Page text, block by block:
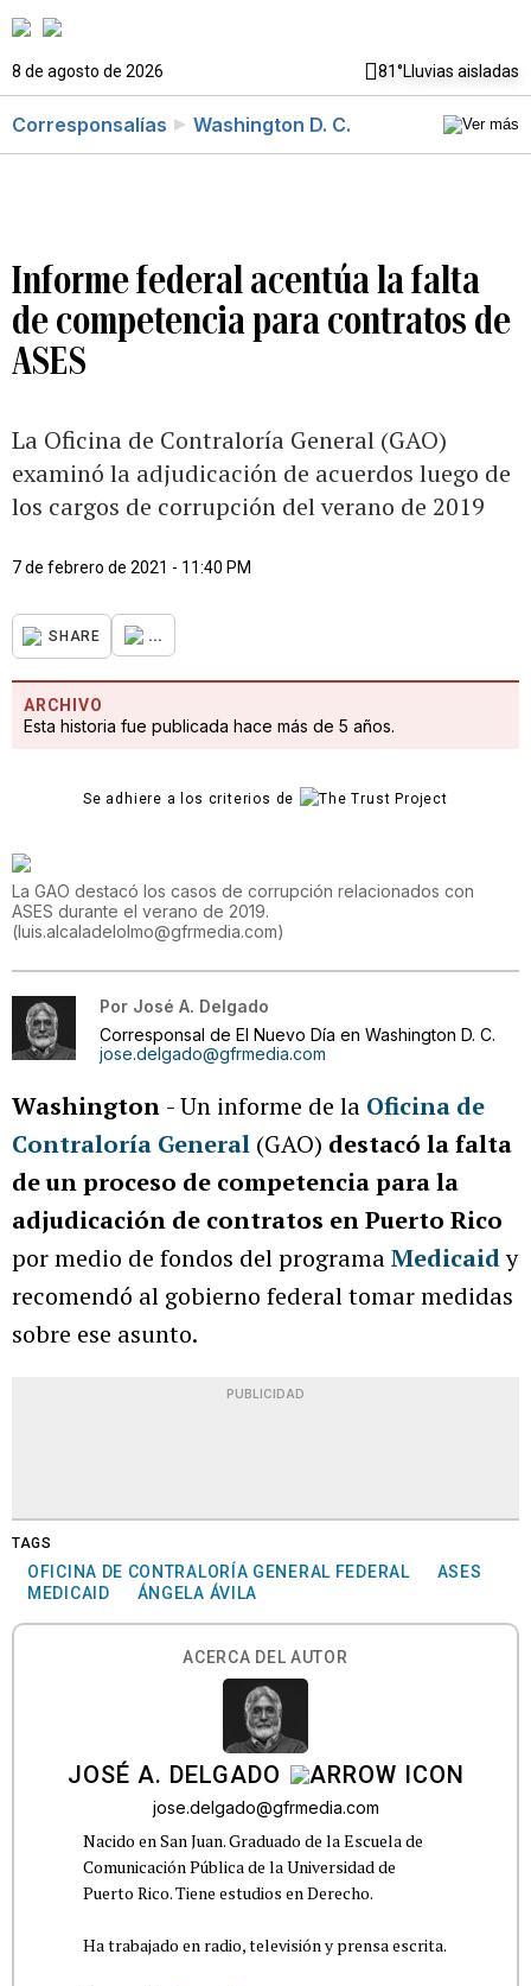
8 de agosto de 2026 81°Lluvias aisladas
Corresponsalías Washington D. C.
Informe federal acentúa la falta
de competencia para contratos de
ASES
La Oficina de Contraloría General (GAO)
examinó la adjudicación de acuerdos luego de
los cargos de corrupción del verano de 2019
7 de febrero de 2021 - 11:40 PM
SHARE ...
ARCHIVO
Esta historia fue publicada hace más de 5 años.
Se adhiere a los criterios de
La GAO destacó los casos de corrupción relacionados con
ASES durante el verano de 2019.
(luis.alcaladelolmo@gfrmedia.com)
Por José A. Delgado
Corresponsal de El Nuevo Día en Washington D. C.
jose.delgado@gfrmedia.com
Washington - Un informe de la Oficina de
Contraloría General (GAO) destacó la falta
de un proceso de competencia para la
adjudicación de contratos en Puerto Rico
por medio de fondos del programaMedicaidy
recomendó al gobierno federal tomar medidas
sobre ese asunto.
PUBLICIDAD
TAGS
OFICINA DE CONTRALORÍA GENERAL FEDERAL
ASES
MEDICAID
ÁNGELA ÁVILA
ACERCA DEL AUTOR
JOSÉ A. DELGADO
jose.delgado@gfrmedia.com
Nacido en San Juan. Graduado de la Escuela de
Comunicación Pública de la Universidad de
Puerto Rico. Tiene estudios en Derecho.
Ha trabajado en radio, televisión y prensa escrita.